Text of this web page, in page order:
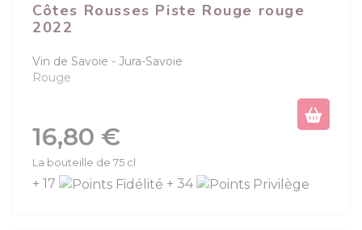
Côtes Rousses Piste Rouge rouge
2022
Vin de Savoie
Jura-Savoie
Rouge
Prix
16,80 €
La bouteille de 75 cl
+ 17 + 34